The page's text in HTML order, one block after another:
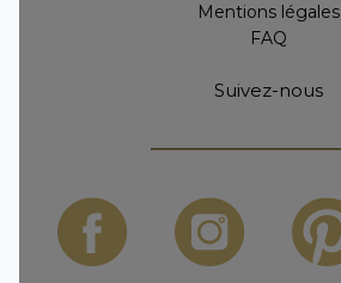
Mentions légales
FAQ
Suivez-nous